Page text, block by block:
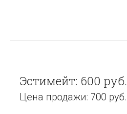
Эстимейт: 600 руб.
Цена продажи: 700 руб.